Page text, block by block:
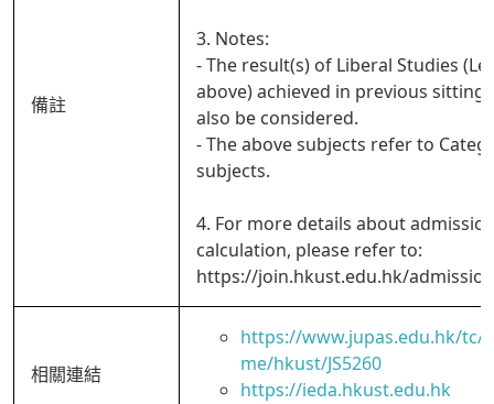
備註
3. Notes:
- The result(s) of Liberal Studies
above) achieved in previous
also be considered.
- The above subjects refer to
subjects.
4. For more details about
calculation, please refer to:
https://join.hkust.edu.hk/
相關連結
https://www.jupas.edu.hk/tc/
me/hkust/JS5260
https://ieda.hkust.edu.hk